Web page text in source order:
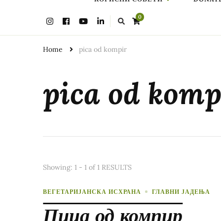
0
Home pica od kompir
pica od
Showing: 1 - 1 of 1 RESULTS
ВЕГЕТАРИЈАНСКА ИСХРАНА ГЛАВНИ ЈАДЕЊА
Пица од компир